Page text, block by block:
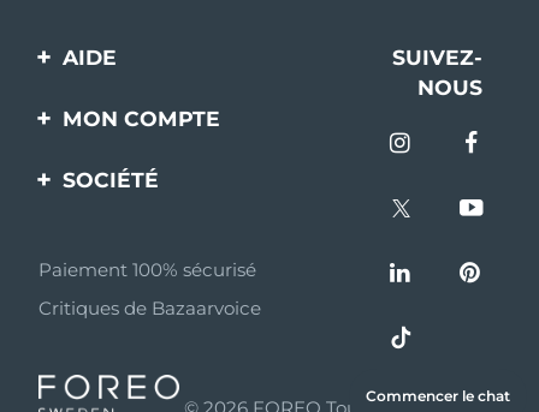
AIDE
Contactez-nous
livraisons
Questions et réponses
Informations sur la
SUIVEZ-
NOUS
MON COMPTE
Enregistrement produit
SOCIÉTÉ
Programme d’affiliation
Nouvelles d'affiliation
Paiement 100% sécurisé
Critiques de Bazaarvoice
Commencer le chat